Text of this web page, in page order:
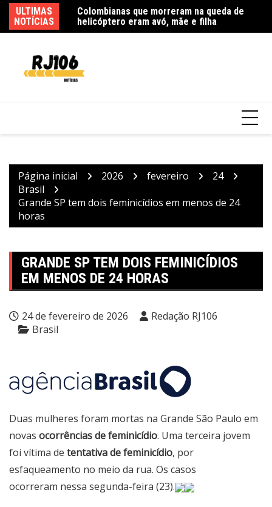
para
o
ULTIMAS
NOTÍCIAS
helicóptero eram avó, mãe e filha
Mega-Sena sorteia prêmio acumulado de R$
Página inicial 2026 fevereiro
24
Brasil
Grande SP tem dois feminicídios em menos de 24
horas
GRANDE SP TEM DOIS FEMINICÍDIOS
EM MENOS DE 24 HORAS
24 de fevereiro de 2026
Redação RJ106
Brasil
Duas mulheres foram mortas na Grande São Paulo em
novas ocorrências de feminicídio. Uma terceira jovem
foi vítima de tentativa de feminicídio, por
esfaqueamento no meio da rua. Os casos
ocorreram nessa segunda-feira (23).